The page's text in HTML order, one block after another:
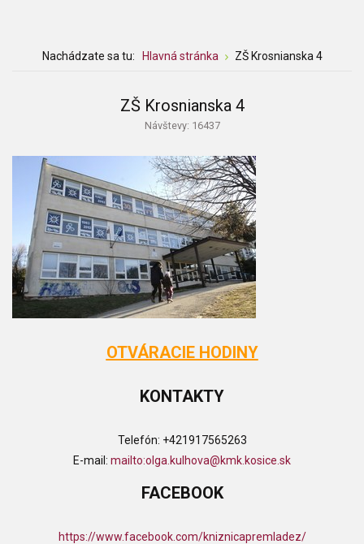
Nachádzate sa tu: Hlavná stránka ZŠ Krosnianska 4
ZŠ Krosnianska 4
Návštevy: 16437
OTVÁRACIE HODINY
KONTAKTY
Telefón: +421917565263
E-mail: mailto:olga.kulhova@kmk.kosice.sk
FACEBOOK
https://www.facebook.com/kniznicapremladez/